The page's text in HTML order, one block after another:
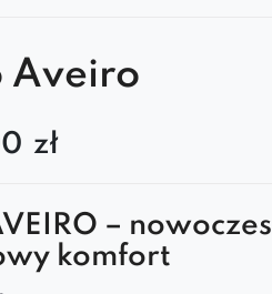
Aveiro
zł
–
komfort